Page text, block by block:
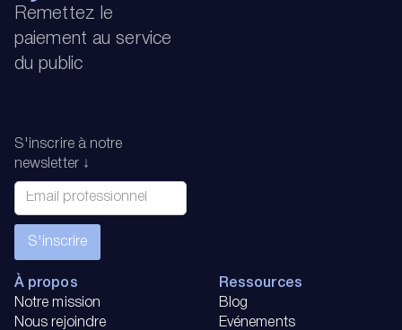
Remettez le
paiement au service
du public
S'inscrire à notre
newsletter ↓
À propos
Notre mission
Nous rejoindre
Ressources
Blog
Evénements